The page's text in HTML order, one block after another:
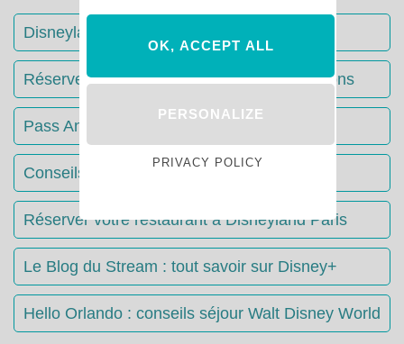
Disneyland Paris : Le guide complet
Réserver votre séjour : toutes les informations
Pass Annuels Disney : informations
Conseils & Astuces Disneyland Paris
Réserver votre restaurant à Disneyland Paris
Le Blog du Stream : tout savoir sur Disney+
Hello Orlando : conseils séjour Walt Disney World
OK, ACCEPT ALL
PERSONALIZE
PRIVACY POLICY